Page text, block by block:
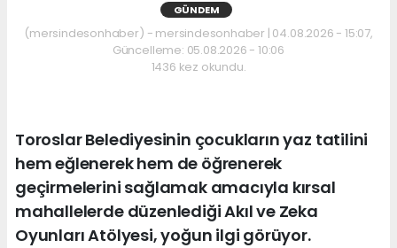
GÜNDEM
(mersindesonhaber) - mersindesonhaber | 04.08.2026 - 15:07,
Güncelleme: 05.08.2026 - 10:06
1436 kez okundu.
Toroslar Belediyesinin çocukların yaz tatilini
hem eğlenerek hem de öğrenerek
geçirmelerini sağlamak amacıyla kırsal
mahallelerde düzenlediği Akıl ve Zeka
Oyunları Atölyesi, yoğun ilgi görüyor.